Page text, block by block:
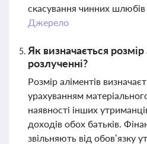
скасування чинних шлюбів
Джерело
Як визначається розмір
розлученні?
Розмір аліментів
урахуванням
наявності інших
доходів обох батьків.
звільняють від обов’язку